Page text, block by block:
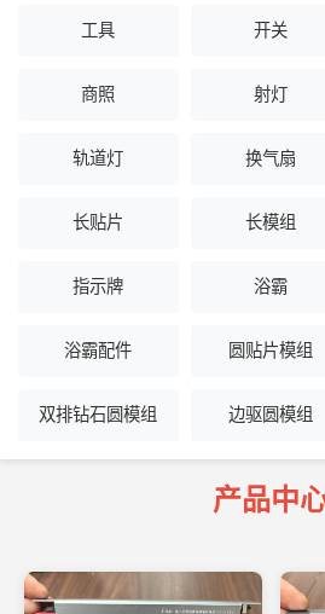
工具 开关
商照 射灯
轨道灯 换气扇
长贴片 长模组
指示牌 浴霸
浴霸配件 圆贴片模组
双排钻石圆模组 边驱圆模组
产品中